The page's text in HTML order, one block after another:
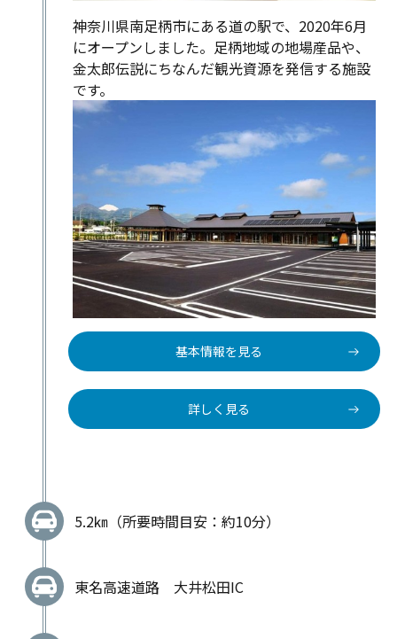
神奈川県南足柄市にある道の駅で、2020年6月
にオープンしました。足柄地域の地場産品や、
金太郎伝説にちなんだ観光資源を発信する施設
です。
基本情報を見る
詳しく見る
5.2㎞（所要時間目安：約10分）
東名高速道路 大井松田IC